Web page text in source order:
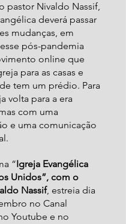
pastor Nivaldo Nassif,
deverá passar
mudanças, em
pós-pandemia
online que
para as casas e
tem um prédio. Para
volta para a era
com uma
e uma comunicação
“Igreja Evangélica
Unidos”, com o
Nassif, estreia dia
no Canal
Youtube e no